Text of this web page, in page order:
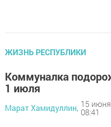
ЖИЗНЬ РЕСПУБЛИКИ
Коммуналка
1 июля
Марат Хамидуллин, 15
08:41